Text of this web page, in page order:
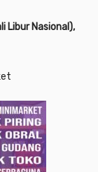
Libur Nasional),